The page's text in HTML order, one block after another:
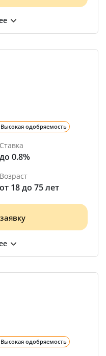
Высокая одобряемость
Ставка
до 0.8%
Возраст
от 18 до 75 лет
Высокая одобряемость